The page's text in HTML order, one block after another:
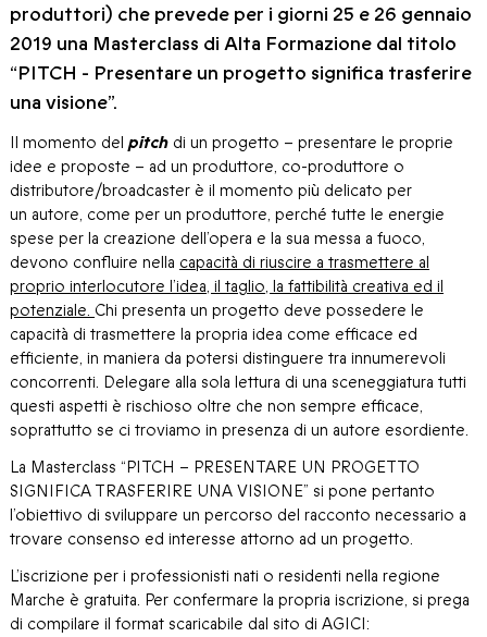
produttori) che prevede per i giorni 25 e 26 gennaio
2019 una Masterclass di Alta Formazione dal titolo
“PITCH - Presentare un progetto significa trasferire
una visione”.
Il momento del pitch di un progetto – presentare le proprie
idee e proposte – ad un produttore, co-produttore o
distributore/broadcaster è il momento più delicato per
un autore, come per un produttore, perché tutte le energie
spese per la creazione dell’opera e la sua messa a fuoco,
devono confluire nella capacità di riuscire a trasmettere al
proprio interlocutore l’idea, il taglio, la fattibilità creativa ed il
potenziale. Chi presenta un progetto deve possedere le
capacità di trasmettere la propria idea come efficace ed
efficiente, in maniera da potersi distinguere tra innumerevoli
concorrenti. Delegare alla sola lettura di una sceneggiatura tutti
questi aspetti è rischioso oltre che non sempre efficace,
soprattutto se ci troviamo in presenza di un autore esordiente.
La Masterclass “PITCH – PRESENTARE UN PROGETTO
SIGNIFICA TRASFERIRE UNA VISIONE” si pone pertanto
l’obiettivo di sviluppare un percorso del racconto necessario a
trovare consenso ed interesse attorno ad un progetto.
L’iscrizione per i professionisti nati o residenti nella regione
Marche è gratuita. Per confermare la propria iscrizione, si prega
di compilare il format scaricabile dal sito di AGICI: